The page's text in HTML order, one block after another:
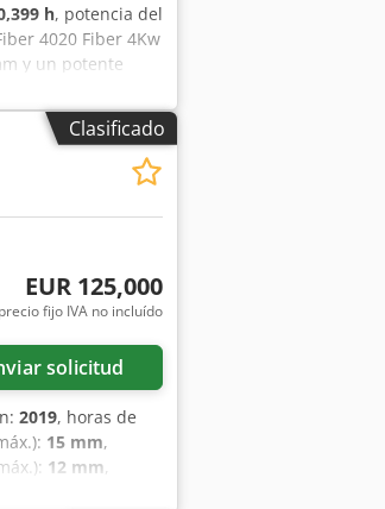
h, potencia del
4020 Fiber 4Kw
y un potente
alta calidad,
Contacte con
Credpsy A Inhsfx
Clasificado
EUR 125,000
precio fijo IVA no incluído
solicitud
2019, horas de
15 mm,
12 mm,